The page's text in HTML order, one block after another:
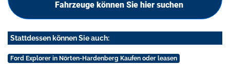
Fahrzeuge können Sie hier suchen
Stattdessen können Sie auch:
Ford Explorer in Nörten-Hardenberg Kaufen oder leasen